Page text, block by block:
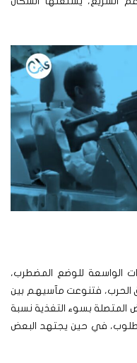
الواسعة للوضع المضطرب،
الحرب، فتنوعت مآسيهم بين
المتصلة بسوء التغذية نسبة
في حين يجتهد البعض